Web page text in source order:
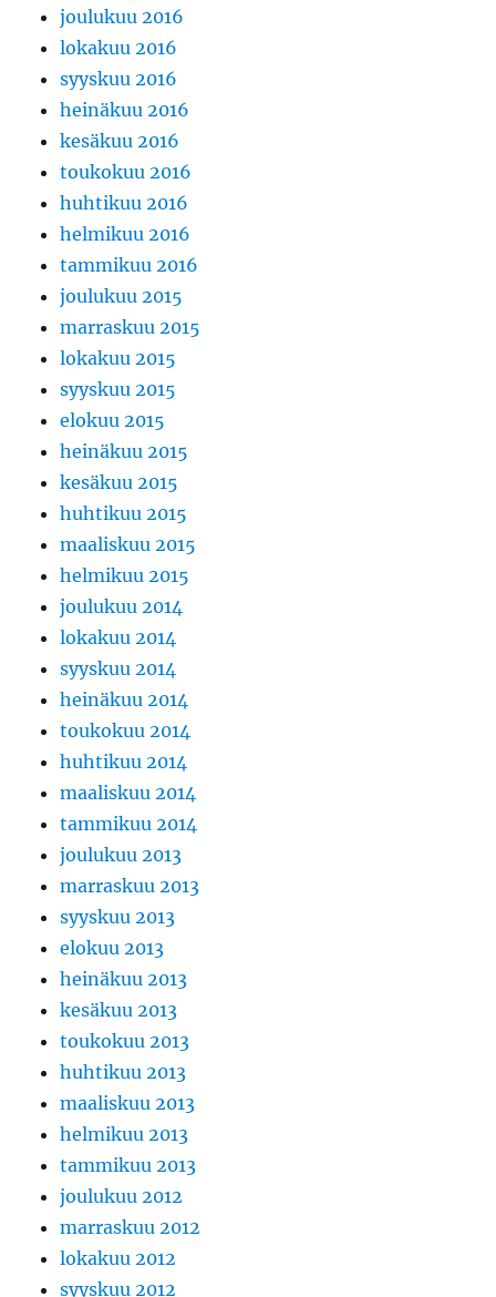
joulukuu 2016
lokakuu 2016
syyskuu 2016
heinäkuu 2016
kesäkuu 2016
toukokuu 2016
huhtikuu 2016
helmikuu 2016
tammikuu 2016
joulukuu 2015
marraskuu 2015
lokakuu 2015
syyskuu 2015
elokuu 2015
heinäkuu 2015
kesäkuu 2015
huhtikuu 2015
maaliskuu 2015
helmikuu 2015
joulukuu 2014
lokakuu 2014
syyskuu 2014
heinäkuu 2014
toukokuu 2014
huhtikuu 2014
maaliskuu 2014
tammikuu 2014
joulukuu 2013
marraskuu 2013
syyskuu 2013
elokuu 2013
heinäkuu 2013
kesäkuu 2013
toukokuu 2013
huhtikuu 2013
maaliskuu 2013
helmikuu 2013
tammikuu 2013
joulukuu 2012
marraskuu 2012
lokakuu 2012
syyskuu 2012